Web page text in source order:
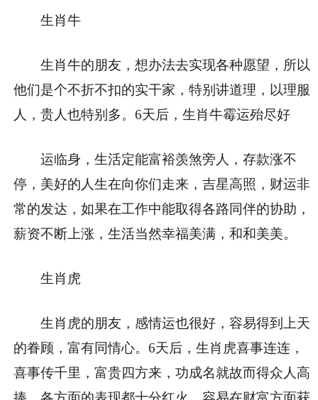
生肖牛
生肖牛的朋友，想办法去实现各种愿望，所以
他们是个不折不扣的实干家，特别讲道理，以理服
人，贵人也特别多。6天后，生肖牛霉运殆尽好
运临身，生活定能富裕羡煞旁人，存款涨不
停，美好的人生在向你们走来，吉星高照，财运非
常的发达，如果在工作中能取得各路同伴的协助，
薪资不断上涨，生活当然幸福美满，和和美美。
生肖虎
生肖虎的朋友，感情运也很好，容易得到上天
的眷顾，富有同情心。6天后，生肖虎喜事连连，
喜事传千里，富贵四方来，功成名就故而得众人高